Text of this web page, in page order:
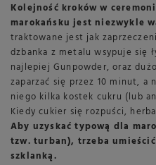
Kolejność kroków w
marokańsku jest niezwykle
traktowane jest jak
dzbanka z metalu wsypuje się
najlepiej Gunpowder, oraz
zaparzać się przez 10 minut, a
niego kilka kostek cukru (lub
Kiedy cukier się rozpuści,
Aby uzyskać typową dla
tzw. turban), trzeba
szklanką.